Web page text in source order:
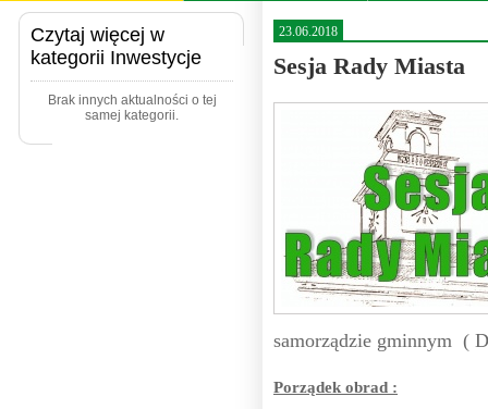
Czytaj więcej w
kategorii Inwestycje
Brak innych aktualności o tej
samej kategorii.
23.06.2018
Sesja Rady Miasta
samorządzie gminnym (
Porządek obrad :